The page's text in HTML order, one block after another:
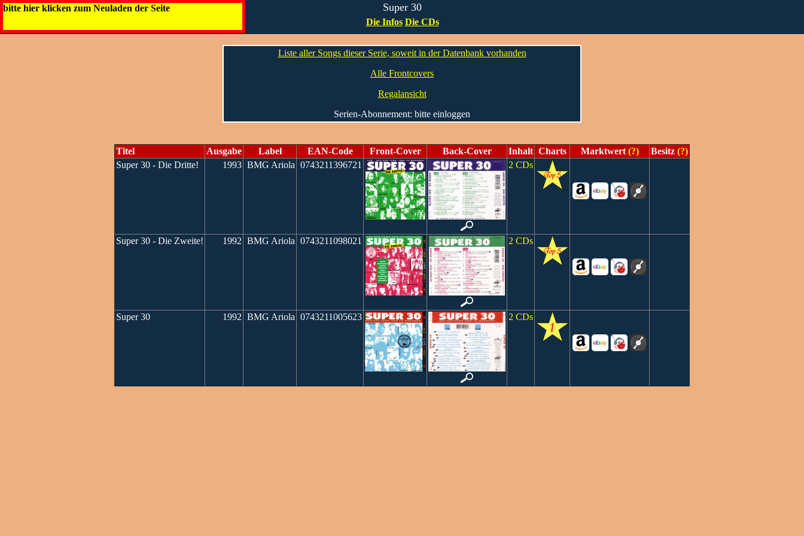
bitte hier klicken zum Neuladen der Seite Super 30
Die Infos Die CDs
Liste aller Songs dieser Serie, soweit in der Datenbank vorhanden
Alle Frontcovers
Regalansicht
Serien-Abonnement: bitte einloggen
Titel Ausgabe Label EAN-Code Front-Cover Back-Cover Inhalt Charts Marktwert(?) Besitz (?)
Super 30 - Die Dritte!
1993 BMG Ariola 0743211396721 2 CDs
Super 30 - Die Zweite! 1992 BMG Ariola 0743211098021 2 CDs
Super 30 1992 BMG Ariola 0743211005623 2 CDs